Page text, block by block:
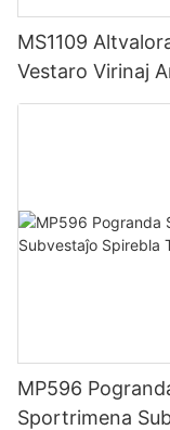
MS1109
Vestaro Virinaj
Vestaĵoj Aktivaj
MP596
Sportrimena